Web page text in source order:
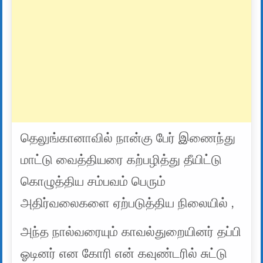
தெலுங்கானாவில் நான்கு பேர் இணைந்து
மாட்டு வைத்தியரை கற்பழித்து தீயிட்டு
கொழுத்திய சம்பவம் பெரும்
அதிர்வலைகளை ஏற்படுத்திய நிலையில் ,
அந்த நால்வரையும் காவல்துறையினர் தப்பி
ஓடினர் என கோரி என் கவுண்டரில் சுட்டு